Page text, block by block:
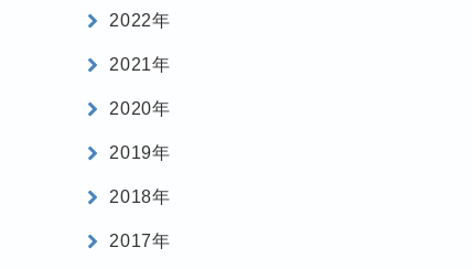
2022年
2021年
2020年
2019年
2018年
2017年